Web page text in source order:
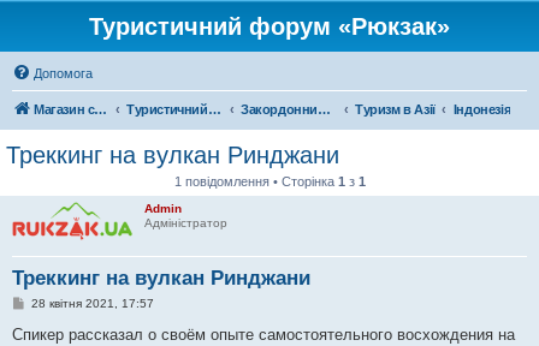
Туристичний форум «Рюкзак»
Допомога
Магазин спорядження Туристичний форум «Рюкзак» Закордонний туризм Туризм в Азії Індонезія
Треккинг на вулкан Ринджани
1 повідомлення • Сторінка 1 з 1
Admin
Адміністратор
Треккинг на вулкан Ринджани
П
в
28 квітня 2021, 17:57
Спикер рассказал о своём опыте самостоятельного восхождения на